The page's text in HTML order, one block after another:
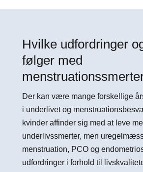
Hvilke udfordringer
følger med
Der kan være mange forskellige
i underlivet og
kvinder affinder sig med at leve
underlivssmerter, men
menstruation, PCO og
udfordringer i forhold til